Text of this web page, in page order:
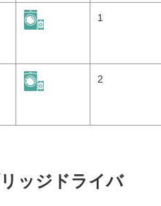
1
2
ッジドライバ